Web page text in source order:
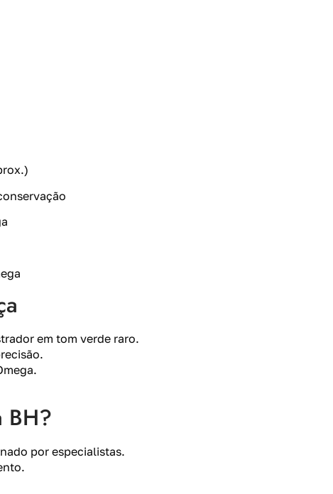
em tom verde raro.
BH?
por especialistas.